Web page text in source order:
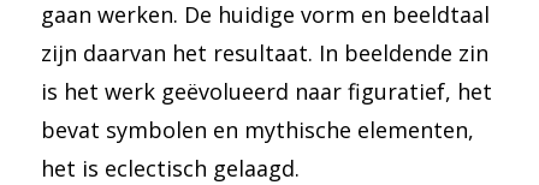
gaan werken. De huidige vorm en beeldtaal
zijn daarvan het resultaat. In beeldende zin
is het werk geëvolueerd naar figuratief, het
bevat symbolen en mythische elementen,
het is eclectisch gelaagd.